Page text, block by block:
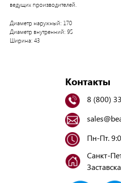
ведущих производителей.
Диаметр наружный: 170
Диаметр внутренний: 95
Ширина: 43
Контакты
8 (800)
Санкт-
Пн-Пт.